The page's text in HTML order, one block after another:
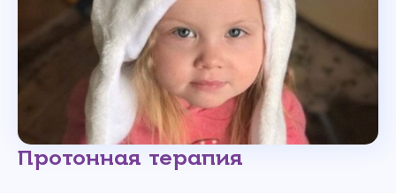
Протонная терапия